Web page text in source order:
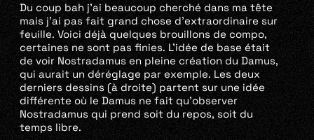
Du coup bah j’ai beaucoup cherché dans ma tête
mais j’ai pas fait grand chose d’extraordinaire sur
feuille. Voici déjà quelques brouillons de compo,
certaines ne sont pas finies. L’idée de base était
de voir Nostradamus en pleine création du Damus,
qui aurait un déréglage par exemple. Les deux
derniers dessins (à droite) partent sur une idée
différente où le Damus ne fait qu’observer
Nostradamus qui prend soit du repos, soit du
temps libre.